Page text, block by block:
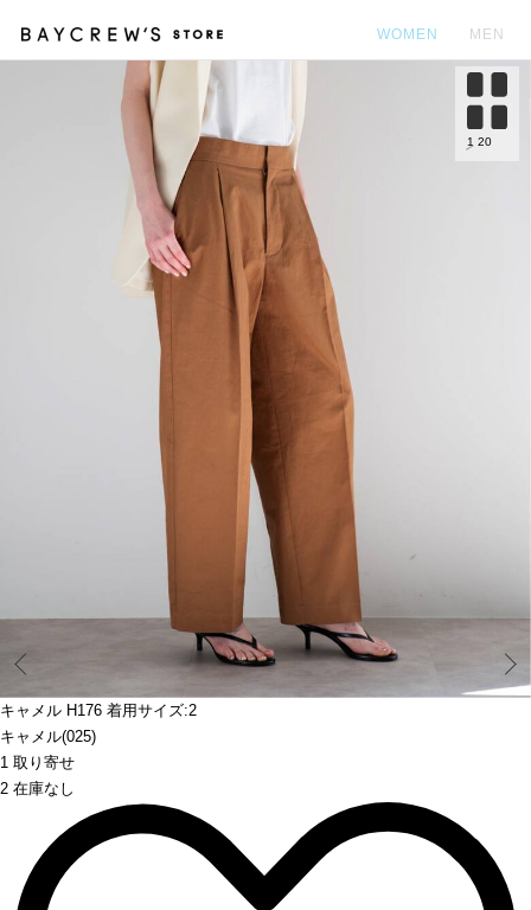
WOMEN MEN
キャメル H176 着用サイズ:2
キャメル(025)
1 取り寄せ
2 在庫なし
1 20